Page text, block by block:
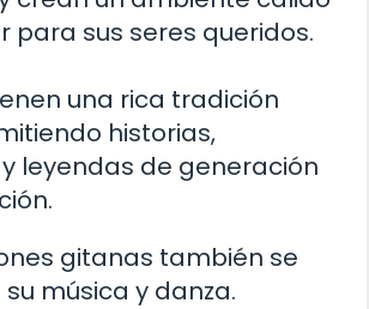
para sus seres queridos.
una rica tradición
historias,
leyendas de generación
gitanas también se
música y danza.